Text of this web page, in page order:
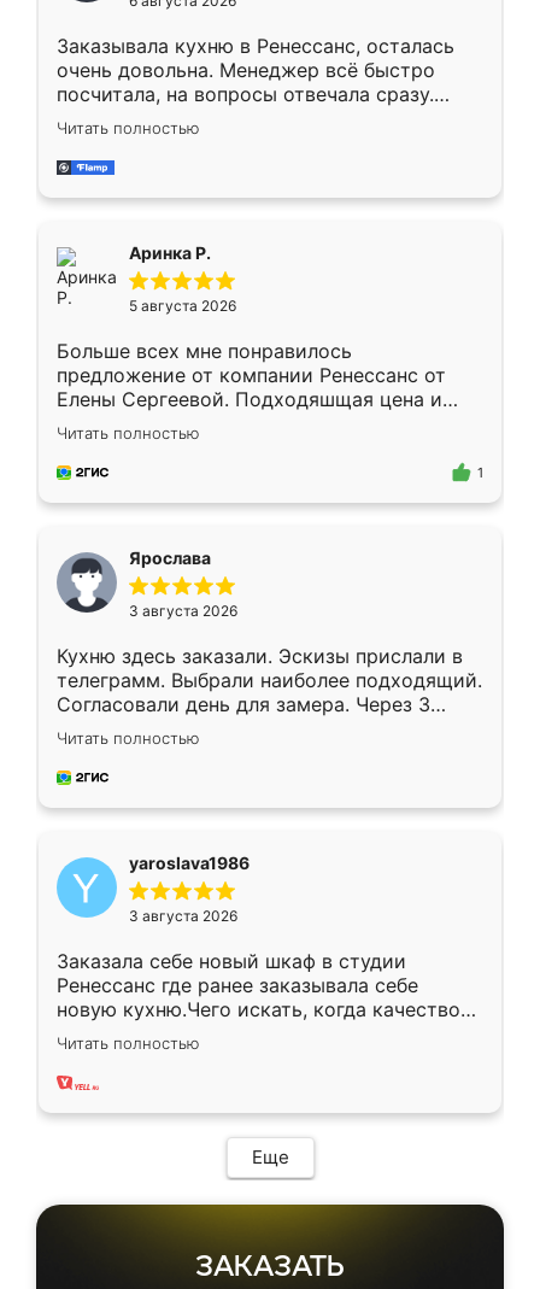
мебели буду заказывать только здесь.
Заказывала кухню в Ренессанс, осталась
очень довольна. Менеджер всё быстро
посчитала, на вопросы отвечала сразу.
Замерщик приехал в субботу, подошёл к
делу со всей ответственностью. Собрали
за день, ребята работали аккуратно, даже
Читать полностью
Аринка Р.
5 августа 2026
Больше всех мне понравилось
предложение от компании Ренессанс от
Елены Сергеевой. Подходяшщая цена и
короткие сроки изготовления. Приехавший
для замера сотрудник Владислав
предложил по моему эскизу самый
Читать полностью
1
Ярослава
3 августа 2026
Кухню здесь заказали. Эскизы прислали в
телеграмм. Выбрали наиболее подходящий.
Согласовали день для замера. Через 3
недели кухня была уже готова. Остались
довольны работой. Спасибо Ренессанс
мебель за качественную работу!
Читать полностью
yaroslava1986
3 августа 2026
Заказала себе новый шкаф в студии
Ренессанс где ранее заказывала себе
новую кухню.Чего искать, когда качеством
вполне довольна. Служит кухня уже почти
два года, нареканий нет.
Читать полностью
Еще
ЗАКАЗАТЬ